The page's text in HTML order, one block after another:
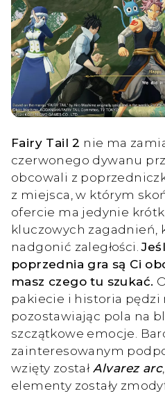
Fairy Tail 2 nie ma
czerwonego dywanu
obcowali z
z miejsca, w którym
ofercie ma jedynie
kluczowych zagadnień,
nadgonić zaległości.
poprzednia gra są Ci
masz czego tu szukać.
pakiecie i historia pędzi
pozostawiając pola na
szczątkowe emocje.
zainteresowanym
wzięty został Alvarez arc
elementy zostały